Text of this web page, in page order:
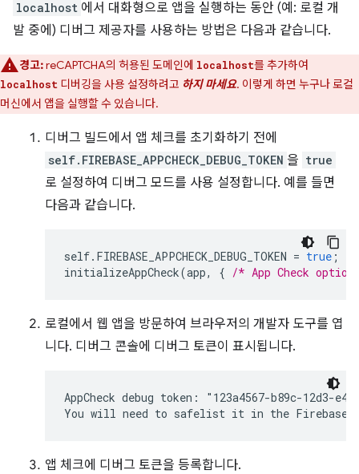
localhost 에서 대화형으로 앱을 실행하는 동안 (예: 로컬 개
발 중에) 디버그 제공자를 사용하는 방법은 다음과 같습니다.
경고:reCAPTCHA의 허용된 도메인에 localhost를 추가하여
localhost 디버깅을 사용 설정하려고 하지 마세요. 이렇게 하면 누구나 로컬
머신에서 앱을 실행할 수 있습니다.
디버그 빌드에서 앱 체크를 초기화하기 전에
self.FIREBASE_APPCHECK_DEBUG_TOKEN 을 true
로 설정하여 디버그 모드를 사용 설정합니다. 예를 들면
다음과 같습니다.
self. FIREBASE_APPCHECK_DEBUG_TOKEN = true ;
initializeAppCheck(app, { /* App Check
로컬에서 웹 앱을 방문하여 브라우저의 개발자 도구를 엽
니다. 디버그 콘솔에 디버그 토큰이 표시됩니다.
AppCheck debug token: "123a4567-b89c-12d3-
앱 체크에 디버그 토큰을 등록합니다.